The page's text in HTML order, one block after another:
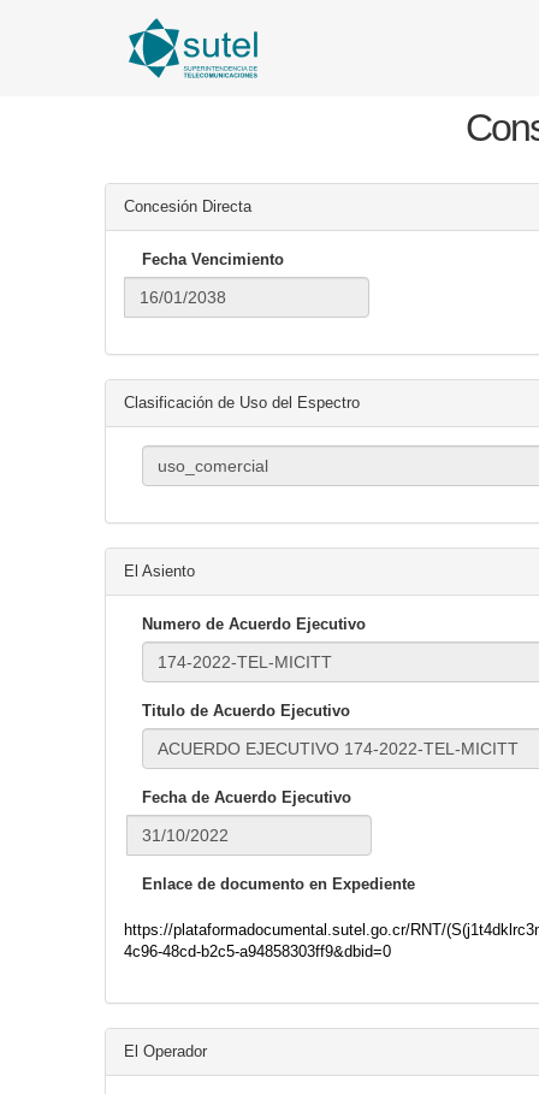
Concesión Directa
Fecha Vencimiento
Clasificación de Uso del Espectro
El Asiento
Numero de Acuerdo Ejecutivo
Titulo de Acuerdo Ejecutivo
Fecha de Acuerdo Ejecutivo
Enlace de documento en Expediente
https://plataformadocumental.sutel.go.cr/RNT/
4c96-48cd-b2c5-a94858303ff9&dbid=0
El Operador